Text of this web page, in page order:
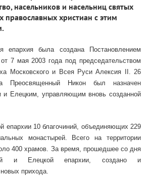
насельников и насельниц святых
православных христиан с этим
епархия была создана Постановлением
7 мая 2003 года под председательством
Московского и Всея Руси Алексия II. 26
Преосвященный Никон был назначен
и Елецким, управляющим вновь созданной
епархии 10 благочиний, объединяющих 229
монастырей. Всего на территории
400 храмов. За время, прошедшее со дня
и Елецкой епархии, создано и
прихода.